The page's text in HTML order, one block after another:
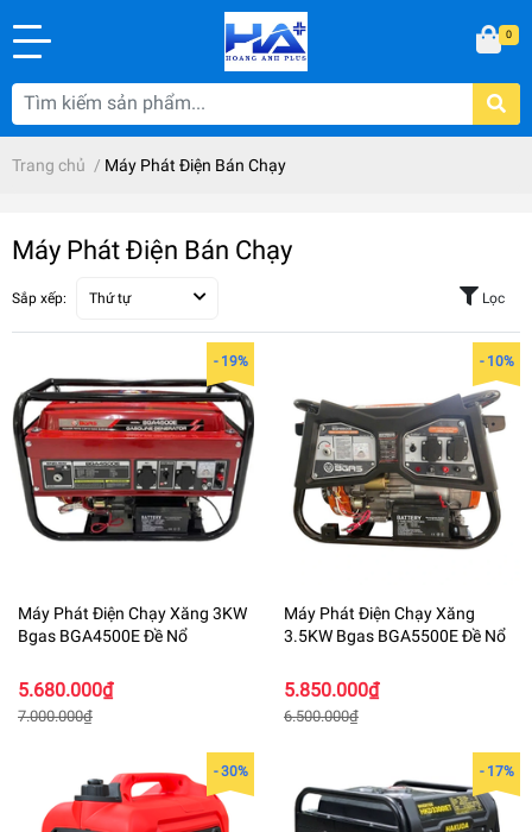
0
Trang chủ / Máy Phát Điện Bán Chạy
Máy Phát Điện Bán Chạy
Sắp xếp: Thứ tự Lọc
- 19%
Máy Phát Điện Chạy Xăng 3KW
Bgas BGA4500E Đề Nổ
5.680.000₫
7.000.000₫
- 10%
Máy Phát Điện Chạy Xăng
3.5KW Bgas BGA5500E Đề Nổ
5.850.000₫
6.500.000₫
- 30% - 17%